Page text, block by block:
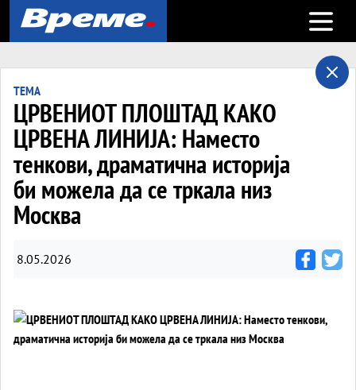
Open
ТЕМА
ЦРВЕНИОТ ПЛОШТАД КАКО
ЦРВЕНА ЛИНИЈА: Наместо
тенкови, драматична историја
би можела да се тркала низ
Москва
8.05.2026